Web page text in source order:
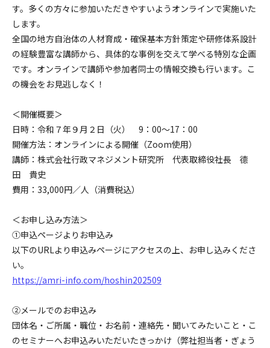
す。多くの方々に参加いただきやすいようオンラインで実施いた
します。
全国の地方自治体の人材育成・確保基本方針策定や研修体系設計
の経験豊富な講師から、具体的な事例を交えて学べる特別な企画
です。オンラインで講師や参加者同士の情報交換も行います。こ
の機会をお見逃しなく！
＜開催概要＞
日時：令和７年９月２日（火） 9：00～17：00
開催方法：オンラインによる開催（Zoom使用）
講師：株式会社行政マネジメント研究所 代表取締役社長 德
田 貴史
費用：33,000円／人（消費税込）
＜お申し込み方法＞
➀申込ページよりお申込み
以下のURLより申込みページにアクセスの上、お申し込みくださ
い。
https://amri-info.com/hoshin202509
②メールでのお申込み
団体名・ご所属・職位・お名前・連絡先・聞いてみたいこと・こ
のセミナーへお申込みいただいたきっかけ（弊社担当者・ぎょう